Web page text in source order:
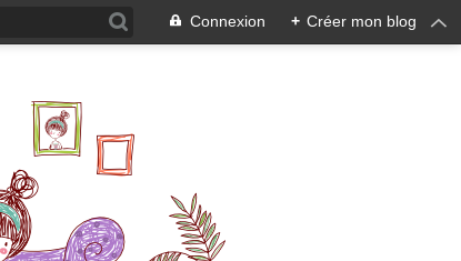
Connexion + Créer mon blog